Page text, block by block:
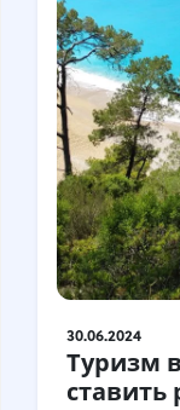
30.06.2024
Туризм
ставить